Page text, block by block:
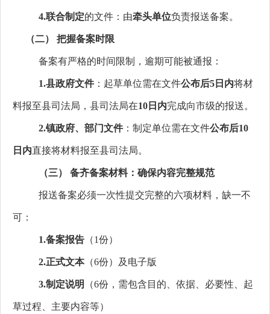
4.联合制定的文件：由牵头单位负责报送备案。
（二） 把握备案时限
备案有严格的时间限制，逾期可能被通报：
1.县政府文件：起草单位需在文件公布后5日内将材
料报至县司法局，县司法局在10日内完成向市级的报送。
2.镇政府、部门文件：制定单位需在文件公布后10
日内直接将材料报至县司法局。
（三） 备齐备案材料：确保内容完整规范
报送备案必须一次性提交完整的六项材料，缺一不
可：
1.备案报告 （1份）
2.正式文本（6份）及电子版
3.制定说明 （6份，需包含目的、依据、必要性、起
草过程、主要内容等）